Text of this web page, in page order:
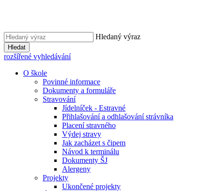
Hledaný výraz
Hledat
rozšířené vyhledávání
O škole
Povinné informace
Dokumenty a formuláře
Stravování
Jídelníček - Estravné
Přihlašování a odhlašování strávníka
Placení stravného
Výdej stravy
Jak zacházet s čipem
Návod k terminálu
Dokumenty ŠJ
Alergeny
Projekty
Ukončené projekty